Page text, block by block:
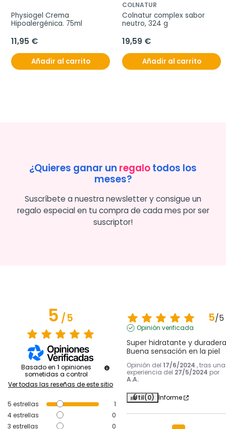
Physiogel Crema
Hipoalergénica. 75ml
11,95 €
Añadir al carrito
COLNATUR
Colnatur complex sabor
neutro, 324 g
19,59 €
Añadir al carrito
¿Quieres ganar un regalotodos los
meses?
Suscríbete a nuestra newsletter y consigue un
regalo especial en tu compra de cada mes por ser
suscriptor!
5/5
Basado en 1 opiniones
sometidas a control
Ver todas las reseñas de este sitio
5 estrellas
1
4estrellas
0
3 estrellas
0
5/5
Opinión verificada
Super hidratante y
Buena sensación en la piel
Opinión del 17/6/2024 , tras una
experiencia del 27/5/2024 por
A.A.
Útil(0) Informe